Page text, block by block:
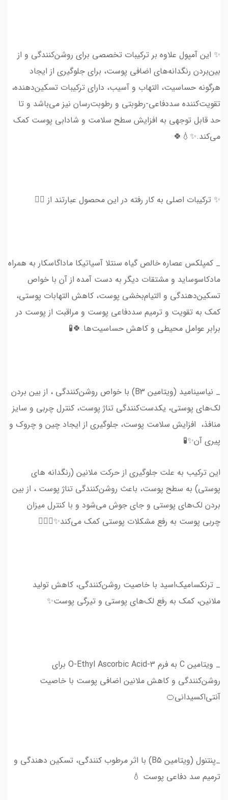
✨ این آمپول علاوه بر ترکیبات تخصصی برای روشن‌کنندگی و از
بین‌بردن رنگدانه‌های اضافی پوست، برای جلوگیری از ایجاد
هرگونه حساسیت، التهاب و آسیب، دارای ترکیبات تسکین‌دهنده،
تقویت‌کننده سددفاعی-رطوبتی و رطوبت‌رسان نیز می‌باشد و تا
حد قابل توجهی به افزایش سطح سلامت و شادابی پوست کمک
می‌کند.✨💧🍀
✨ ترکیبات اصلی به کار رفته در این محصول عبارتند از 👇🏻
_ کمپلکس عصاره خالص گیاه سنتلا آسیاتیکا ماداگاسکار به همراه
مادکاسوساید و مشتقات دیگر به دست آمده از آن با خواص
تسکین‌دهندگی و التیام‌بخشی پوست، کاهش التهابات پوستی،
کمک به تقویت و ترمیم سددفاعی پوست و مراقبت از پوست در
برابر عوامل محیطی و کاهش حساسیت‌ها.🍀🧪
_ نیاسینامید (ویتامین B3) با خواص روشن‌کنندگی ، از بین بردن
لک‌های پوستی، یکدست‌کنندگی تناژ پوست، کنترل چربی و سایز
منافذ، افزایش سلامت پوست، جلوگیری از ایجاد چین و چروک و
پیری آن✨🧪
این ترکیب به علت جلوگیری از حرکت ملانین (رنگدانه های
پوستی) به سطح پوست، باعث روشن‌کنندگی تناژ پوست ، از بین
بردن لک‌های پوستی و جای جوش می‌شود و با کنترل میزان
چربی پوست به رفع مشکلات پوستی کمک می‌کند✨💆🏻‍♀️
_ ترنکسامیک‌اسید با خاصیت روشن‌کنندگی، کاهش‌ تولید
ملانین، کمک به رفع لک‌های پوستی و تیرگی پوست✨
_ ویتامین C به فرم 3-O-Ethyl Ascorbic Acid برای
روشن‌کنندگی و کاهش ملانین اضافی پوست با خاصیت
آنتی‌اکسیدانی🍊
_پنتنول (ویتامین B5) با اثر مرطوب کنندگی، تسکین دهندگی و
ترمیم سد دفاعی پوست 💧